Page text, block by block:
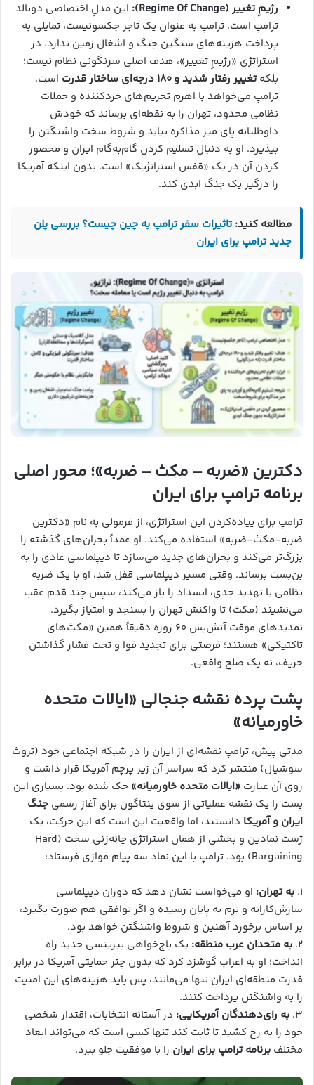
رژیمِ تغییر (Regime Of Change):
این مدلِ اختصاصی دونالد
ترامپ است. ترامپ به عنوان یک تاجر جکسونیست، تمایلی به
پرداخت هزینه‌های سنگین جنگ و اشغال زمین ندارد. در
استراتژی «رژیمِ تغییر»، هدف اصلی سرنگونی نظام نیست؛
بلکه تغییر رفتار شدید و ۱۸۰ درجه‌ای ساختار قدرت
است.
ترامپ می‌خواهد با اهرم تحریم‌های خردکننده و حملات
نظامی محدود، تهران را به نقطه‌ای برساند که خودش
داوطلبانه پای میز مذاکره بیاید و شروط سخت واشنگتن را
بپذیرد. او به دنبال تسلیم کردن گام‌به‌گام ایران و محصور
کردن آن در یک «قفس استراتژیک» است، بدون اینکه آمریکا
را درگیر یک جنگ ابدی کند.
مطالعه کنید:تاثیرات سفر ترامپ به چین چیست؟ بررسی پلن
جدید ترامپ برای ایران
دکترین «ضربه – مکث – ضربه»؛ محور اصلی
برنامه ترامپ برای ایران
ترامپ برای پیاده‌کردن این استراتژی، از فرمولی به نام «دکترین
ضربه-مکث-ضربه» استفاده می‌کند. او عمداً بحران‌های گذشته را
بزرگ‌تر می‌کند و بحران‌های جدید می‌سازد تا دیپلماسی عادی را به
بن‌بست برساند. وقتی مسیر دیپلماسی قفل شد، او با یک ضربه
نظامی یا تهدید جدی، انسداد را باز می‌کند، سپس چند قدم عقب
می‌نشیند (مکث) تا واکنش تهران را بسنجد و امتیاز بگیرد.
تمدیدهای موقت آتش‌بس ۶۰ روزه دقیقاً همین «مکث‌های
تاکتیکی» هستند؛ فرصتی برای تجدید قوا و تحت فشار گذاشتن
حریف، نه یک صلح واقعی.
پشت پرده نقشه جنجالی «ایالات متحده
خاورمیانه»
مدتی پیش، ترامپ نقشه‌ای از ایران را در شبکه اجتماعی خود (تروث
سوشیال) منتشر کرد که سراسر آن زیر پرچم آمریکا قرار داشت و
روی آن عبارت «ایالات متحده خاورمیانه» حک شده بود. بسیاری این
پست را یک نقشه عملیاتی از سوی پنتاگون برای آغاز رسمی جنگ
ایران و آمریکا دانستند، اما واقعیت این است که این حرکت، یک
ژست نمادین و بخشی از همان استراتژی چانه‌زنی سخت (Hard
Bargaining) بود. ترامپ با این نماد سه پیام موازی فرستاد:
۱. به تهران: او می‌خواست نشان دهد که دوران دیپلماسی
سازش‌کارانه و نرم به پایان رسیده و اگر توافقی هم صورت بگیرد،
بر اساس برخورد آهنین و شروط واشنگتن خواهد بود.
۲. به متحدان عرب منطقه: یک باج‌خواهی بیزینسی جدید راه
انداخت؛ او به اعراب گوشزد کرد که بدون چتر حمایتی آمریکا در برابر
قدرت منطقه‌ای ایران تنها می‌مانند، پس باید هزینه‌های این امنیت
را به واشنگتن پرداخت کنند.
۳. به رای‌دهندگان آمریکایی: در آستانه انتخابات، اقتدار شخصی
خود را به رخ کشید تا ثابت کند تنها کسی است که می‌تواند ابعاد
مختلف برنامه ترامپ برای ایران را با موفقیت جلو ببرد.